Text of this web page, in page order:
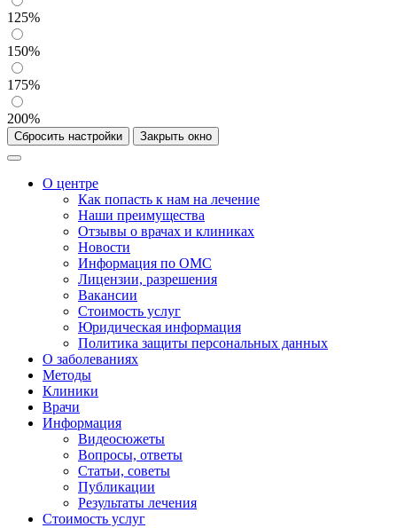
125%
150%
175%
200%
Сбросить настройки Закрыть окно
О центре
Как попасть к нам на лечение
Наши преимущества
Отзывы о врачах и клиниках
Новости
Информация по ОМС
Лицензии, разрешения
Вакансии
Стоимость услуг
Юридическая информация
Политика защиты персональных данных
О заболеваниях
Методы
Клиники
Врачи
Информация
Видеосюжеты
Вопросы, ответы
Статьи, советы
Публикации
Результаты лечения
Стоимость услуг